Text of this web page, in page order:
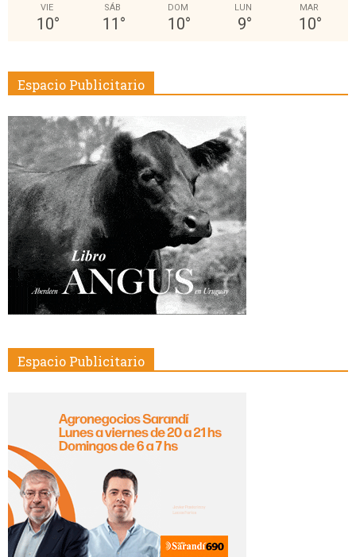
VIE
10°
SÁB
11 °
DOM
10°
LUN
9°
MAR
10°
Espacio Publicitario
Espacio Publicitario